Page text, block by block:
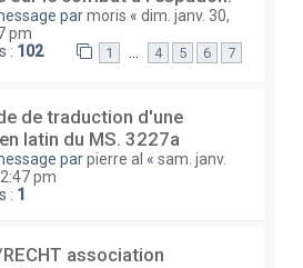
parmoris « dim. janv. 30,
pm
: 102 1 4 5 6 7
de traduction d'une
latin du MS. 3227a
parpierre al « sam. janv.
pm
: 1
RECHT association